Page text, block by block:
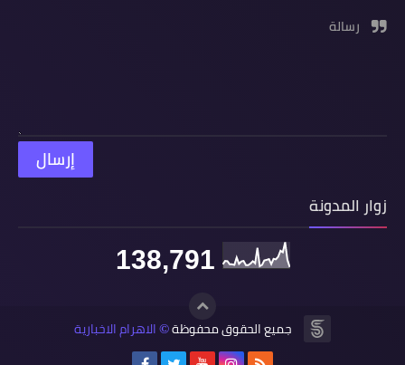
رسالة
زوار المدونة
138,791
جميع الحقوق محفوظة© الاهرام الاخبارية